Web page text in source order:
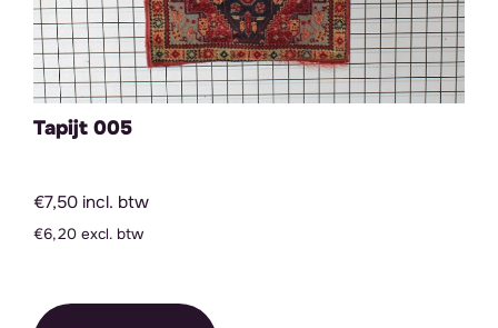
Tapijt 005
€7,50 incl. btw
€6,20 excl. btw